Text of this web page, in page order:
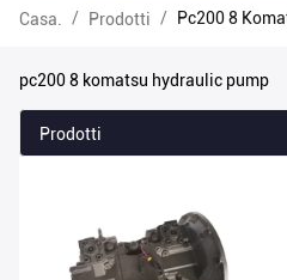
Hydraulic
Pump ]
Prodotti
Casa. / Prodotti / Pc200 8
pc200 8 komatsu hydraulic pump
Prodotti